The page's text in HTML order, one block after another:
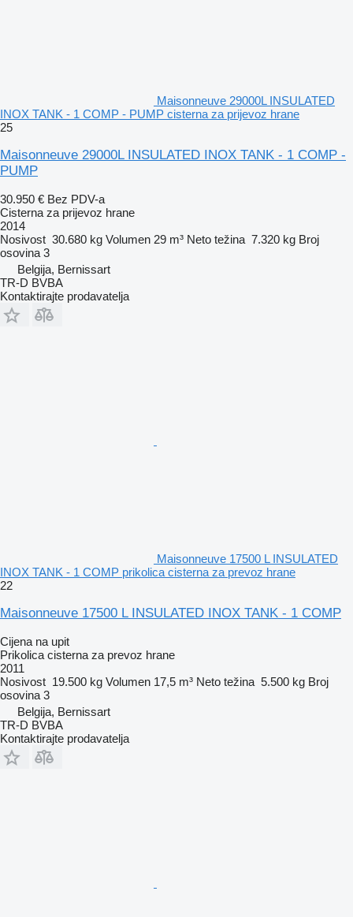
Maisonneuve 29000L INSULATED
INOX TANK - 1 COMP - PUMP cisterna za prijevoz hrane
25
Maisonneuve 29000L INSULATED INOX TANK - 1 COMP -
PUMP
30.950 € Bez PDV-a
Cisterna za prijevoz hrane
2014
Nosivost 30.680 kg Volumen 29 m³ Neto težina 7.320 kg Broj
osovina 3
Belgija, Bernissart
TR-D BVBA
Kontaktirajte prodavatelja
Maisonneuve 17500 L INSULATED
INOX TANK - 1 COMP prikolica cisterna za prevoz hrane
22
Maisonneuve 17500 L INSULATED INOX TANK - 1 COMP
Cijena na upit
Prikolica cisterna za prevoz hrane
2011
Nosivost 19.500 kg Volumen 17,5 m³ Neto težina 5.500 kg Broj
osovina 3
Belgija, Bernissart
TR-D BVBA
Kontaktirajte prodavatelja